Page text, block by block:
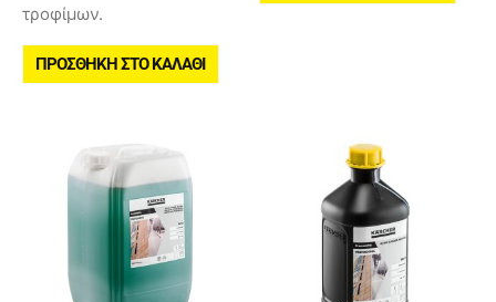
τροφίμων.
ΠΡΟΣΘΉΚΗ ΣΤΟ ΚΑΛΆΘΙ